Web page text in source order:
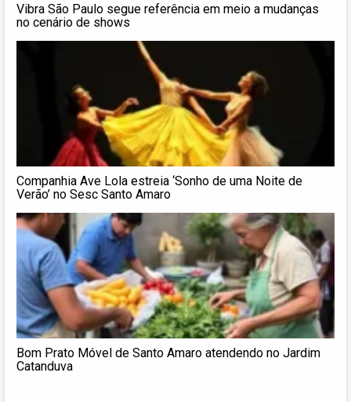
Vibra São Paulo segue referência em meio a mudanças
no cenário de shows
Companhia Ave Lola estreia ‘Sonho de uma Noite de
Verão’ no Sesc Santo Amaro
Bom Prato Móvel de Santo Amaro atendendo no Jardim
Catanduva